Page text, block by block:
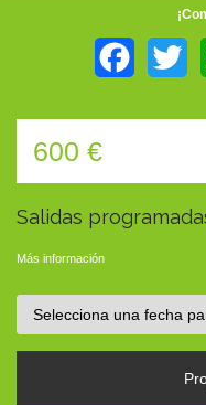
600 €
Salidas
Más información